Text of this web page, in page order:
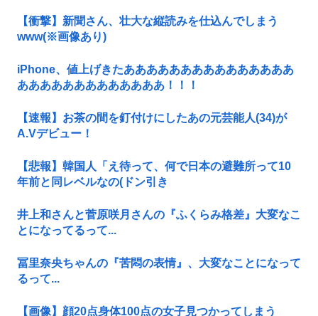
【衝撃】新聞さん、壮大な縦読みを仕込んでしまう
www(※画像あり)
iPhone、値上げきたあああああああああああああああ
あああああああああああああ！！！
【速報】お茶の間を釘付けにしたあの元芸能人(34)が
A.Vデビュー！
【悲報】韓国人「え待って、何で日本の避難所って10
年前と同レベルなの(ドン引き
井上和さんと菅原咲月さんの『ふくらみ格差』大変なこ
とになってるって...
冨里奈央ちゃんの『苦悶の表情』、大変なことになって
るって...
【画像】顔20点身体100点の女子見つかってしまう